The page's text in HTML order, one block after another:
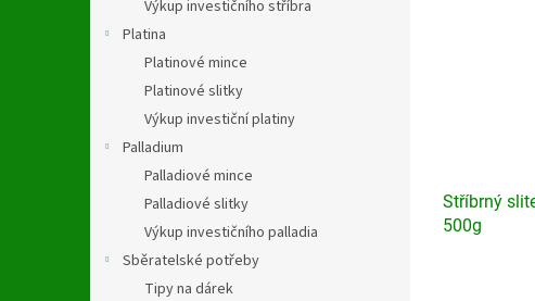
Výkup investičního stříbra
Platina
Platinové mince
Platinové slitky
Výkup investiční platiny
Palladium
Palladiové mince
Palladiové slitky
Výkup investičního palladia
Sběratelské potřeby
Tipy na dárek
Stříbrný
500g